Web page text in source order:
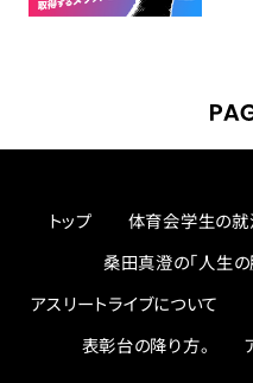
トップ 体育会学生の
桑田真澄の「人生
アスリートライブについて
表彰台の降り方。